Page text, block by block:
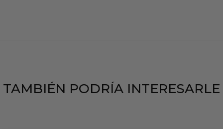
TAMBIÉN PODRÍA INTERESARLE